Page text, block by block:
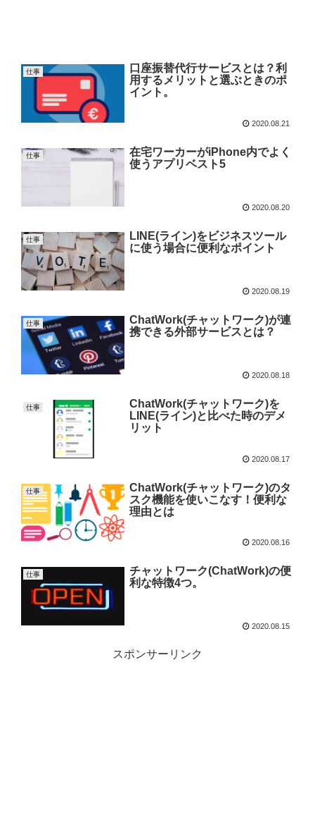
仕事
口座振替代行サービスとは？利
用するメリットと選ぶときのポ
イント。
2020.08.21
仕事
在宅ワーカーがiPhone内でよく
使うアプリベスト5
2020.08.20
仕事
LINE(ライン)をビジネスツール
に使う場合に便利なポイント
2020.08.19
仕事
ChatWork(チャットワーク)が連
携できる外部サービスとは？
2020.08.18
仕事
ChatWork(チャットワーク)を
LINE(ライン)と比べた時のデメ
リット
2020.08.17
仕事
ChatWork(チャットワーク)のタ
スク機能を使いこなす！便利な
理由とは
2020.08.16
仕事
チャットワーク(ChatWork)の便
利な特徴4つ。
2020.08.15
スポンサーリンク